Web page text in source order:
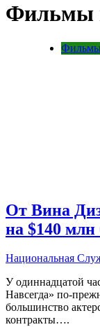
Фильмы
От Вина
на $140
Национальная
У одиннадцатой
Навсегда» по-
большинство
контракты….